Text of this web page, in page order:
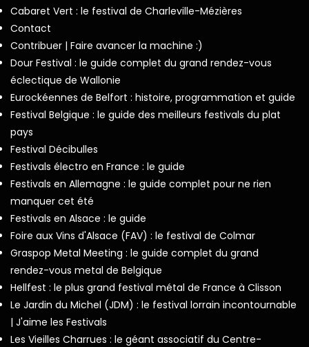
Cabaret Vert : le festival de Charleville-Mézières
Contact
Contribuer | Faire avancer la machine :)
Dour Festival : le guide complet du grand rendez-vous
éclectique de Wallonie
Eurockéennes de Belfort : histoire, programmation et guide
Festival Belgique : le guide des meilleurs festivals du plat
pays
Festival Décibulles
Festivals électro en France : le guide
Festivals en Allemagne : le guide complet pour ne rien
manquer cet été
Festivals en Alsace : le guide
Foire aux Vins d'Alsace (FAV) : le festival de Colmar
Graspop Metal Meeting : le guide complet du grand
rendez-vous metal de Belgique
Hellfest : le plus grand festival métal de France à Clisson
Le Jardin du Michel (JDM) : le festival lorrain incontournable
| J'aime les Festivals
Les Vieilles Charrues : le géant associatif du Centre-